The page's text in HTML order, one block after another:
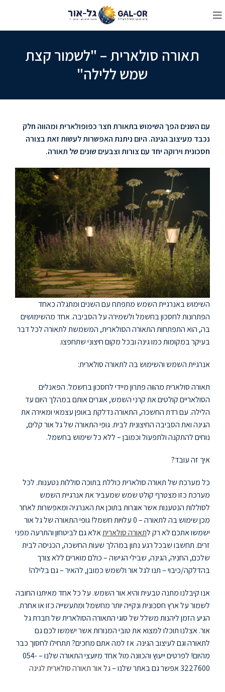
תאורה סולארית – "לשמור קצת
שמש ללילה"
עם השנים הפך השימוש בתאורת חצר כפופולארית ומהווה חלק
נכבד מעיצוב הגינה. היום ניתנת האפשרות לעשות זאת בצורה
חסכונית וירוקה יחד עם צורות וצבעים שונים של תאורה.
השימוש באנרגיית השמש מתפתח עם השנים ומתגלה כאחד
הפתרונות לחסכון בחשמל ולשמירה על הסביבה. אחד מהשימושים
בה, הוא התפתחות התאורה הסולארית, המשמשת לתאורה לכל דבר
בעיקר במקומות כמו גינה ובכל מקום חיצוני שתחפצו.
אנרגיית השמש והשימוש בה לתאורה סולארית:
תאורה סולארית מהווה פתרון מיידי לחסכון בחשמל. הפאנלים
הסולאריים קולטים את קרני השמש, אוגרים אותם במהלך היום עד
הלילה. עם רדת החשכה, התאורה נדלקת באופן עצמאי ומאירה את
הגינה ואת הסביבה החיצונית לבית. גופי התאורה של גל אור קלים,
נוחים להתקנה ולתפעול וכמובן – ללא כל שימוש בחשמל.
איך זה עובד?
כל מערכת של תאורה סולארית כוללת בתוכה סוללות נטענות. לכל
מערכת כזו מצטרף קולט שמש שמעביר את אנרגיית השמש
לסוללות הנטענות אשר אוגרות בתוכן את האנרגיה ומאפשרות לאחר
מכן שימוש בה לתאורה – 0 עלויות חשמל! גופי התאורה של גל אור
ישמשו אתכם לא רק לתאורה סולאריתאלא גם לביטחון והתרעה מפני
זרים. תחשבו שבכל רגע נתון במהלך שעות החשכה, הכניסה לבית
שלכם, החניה, הגינה, שבילי הגישה – כולם מוארים ללא צורך
בהדלקה/כיבוי – תנו לגל אור ולשמש כמובן, להאיר – גם בלילה!
אנו קיבלנו מתנה טבעית והיא אור השמש. על כל אחד מאיתנו החובה
לשמור על ארץ חסכונית ונקייה יותר מחשמל ומתעשייה כזו או אחרת.
הגיע הזמן ליהנות משלל של סוגי התאורה הסולארית של חברת גל
אור. אצלנו תוכלו למצוא את טובי המנורות אשר ישמשו לכם גם
לתאורה וגם לעיצוב הגינה. אז למה אתם מחכים? תתחילו לחסוך כבר
מהיום! לפרטים ייעוץ והכוונה מול אחד מיועצי התאורה שלנו – 054-
3227600 אפשר גם באתר שלנו –
גל אור תאורה סולארית לגינה